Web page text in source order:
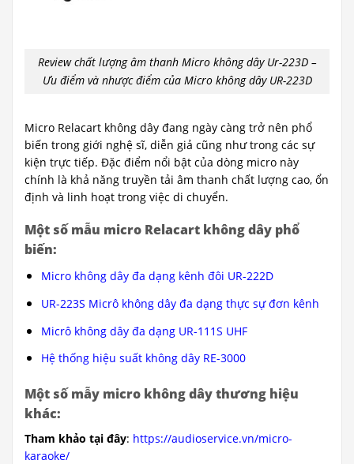
Review chất lượng âm thanh Micro không dây Ur-223D –
Ưu điểm và nhược điểm của Micro không dây UR-223D
Micro Relacart không dây đang ngày càng trở nên phổ
biến trong giới nghệ sĩ, diễn giả cũng như trong các sự
kiện trực tiếp. Đặc điểm nổi bật của dòng micro này
chính là khả năng truyền tải âm thanh chất lượng cao, ổn
định và linh hoạt trong việc di chuyển.
Một số mẫu micro Relacart không dây phổ
biến:
Micro không dây đa dạng kênh đôi UR-222D
UR-223S Micrô không dây đa dạng thực sự đơn kênh
Micrô không dây đa dạng UR-111S UHF
Hệ thống hiệu suất không dây RE-3000
Một số mẫy micro không dây thương hiệu
khác:
Tham khảo tại đây: https://audioservice.vn/micro-
karaoke/